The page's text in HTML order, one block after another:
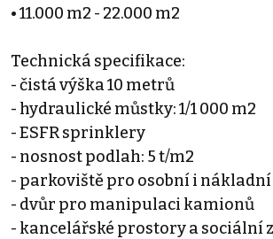
• 11.000 m2 - 22.000 m2
Technická specifikace:
- čistá výška 10 metrů
- hydraulické můstky: 1/1 000 m2
- ESFR sprinklery
- nosnost podlah: 5 t/m2
- parkoviště pro osobní i
- dvůr pro manipulaci kamionů
- kancelářské prostory a sociální